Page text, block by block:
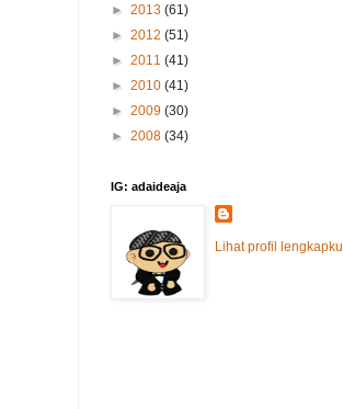
► 2013 (61)
► 2012 (51)
► 2011 (41)
► 2010 (41)
► 2009 (30)
► 2008 (34)
IG: adaideaja
Lihat profil lengkapku